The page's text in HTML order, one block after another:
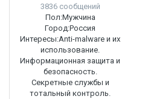
3836 сообщений
Пол:Мужчина
Город:Россия
Интересы:Anti-malware и их
использование.
Информационная защита и
безопасность.
Секретные службы и
тотальный контроль.